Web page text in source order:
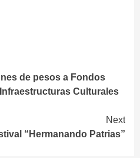
de pesos a Fondos
Culturales
Next
“Hermanando Patrias”